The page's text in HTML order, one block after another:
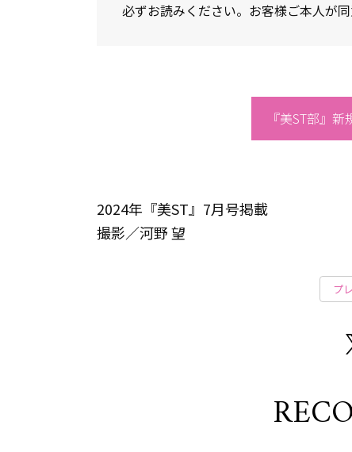
必ずお読みください。お客様ご本人が
『美ST部』
2024年『美ST』7月号掲載
撮影／河野 望
プ